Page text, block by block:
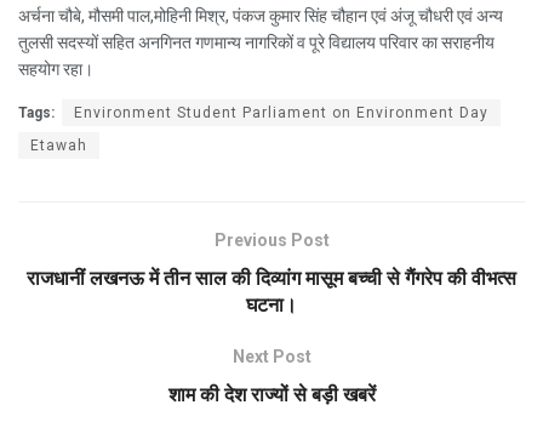
अर्चना चौबे, मौसमी पाल,मोहिनी मिश्र, पंकज कुमार सिंह चौहान एवं अंजू चौधरी एवं अन्य
तुलसी सदस्यों सहित अनगिनत गणमान्य नागरिकों व पूरे विद्यालय परिवार का सराहनीय
सहयोग रहा।
Tags:
Environment Student Parliament on Environment Day
Etawah
Previous Post
राजधानीं लखनऊ में तीन साल की दिव्यांग मासूम बच्ची से गैंगरेप की वीभत्स
घटना।
Next Post
शाम की देश राज्यों से बड़ी खबरें